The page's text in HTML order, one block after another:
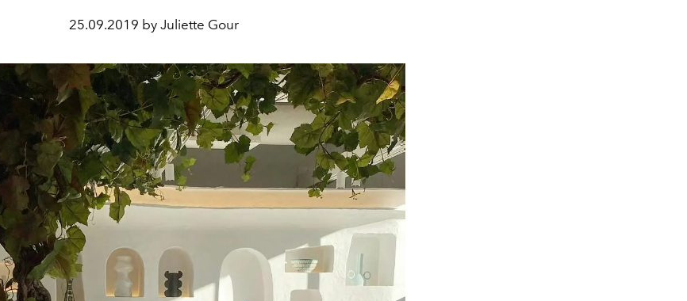
25.09.2019 by Juliette Gour